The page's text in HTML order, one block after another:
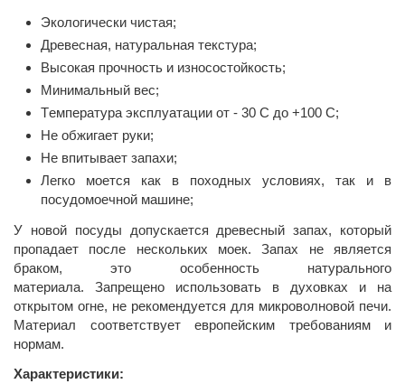
Экологически чистая;
Древесная, натуральная текстура;
Высокая прочность и износостойкость;
Минимальный вес;
Tемпература эксплуатации от - 30 C до +100 C;
Не обжигает руки;
Не впитывает запахи;
Легко моется как в походных условиях, так и в
посудомоечной машине;
У новой посуды допускается древесный запах, который
пропадает после нескольких моек. Запах не является
браком, это особенность натурального
материала. Запрещено использовать в духовках и на
открытом огне, не рекомендуется для микроволновой печи.
Материал соответствует европейским требованиям и
нормам.
Характеристики: